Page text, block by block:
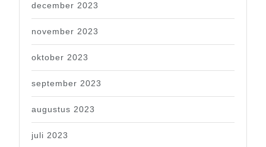
december 2023
november 2023
oktober 2023
september 2023
augustus 2023
juli 2023